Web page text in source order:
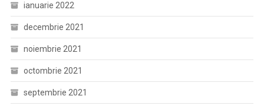
ianuarie 2022
decembrie 2021
noiembrie 2021
octombrie 2021
septembrie 2021